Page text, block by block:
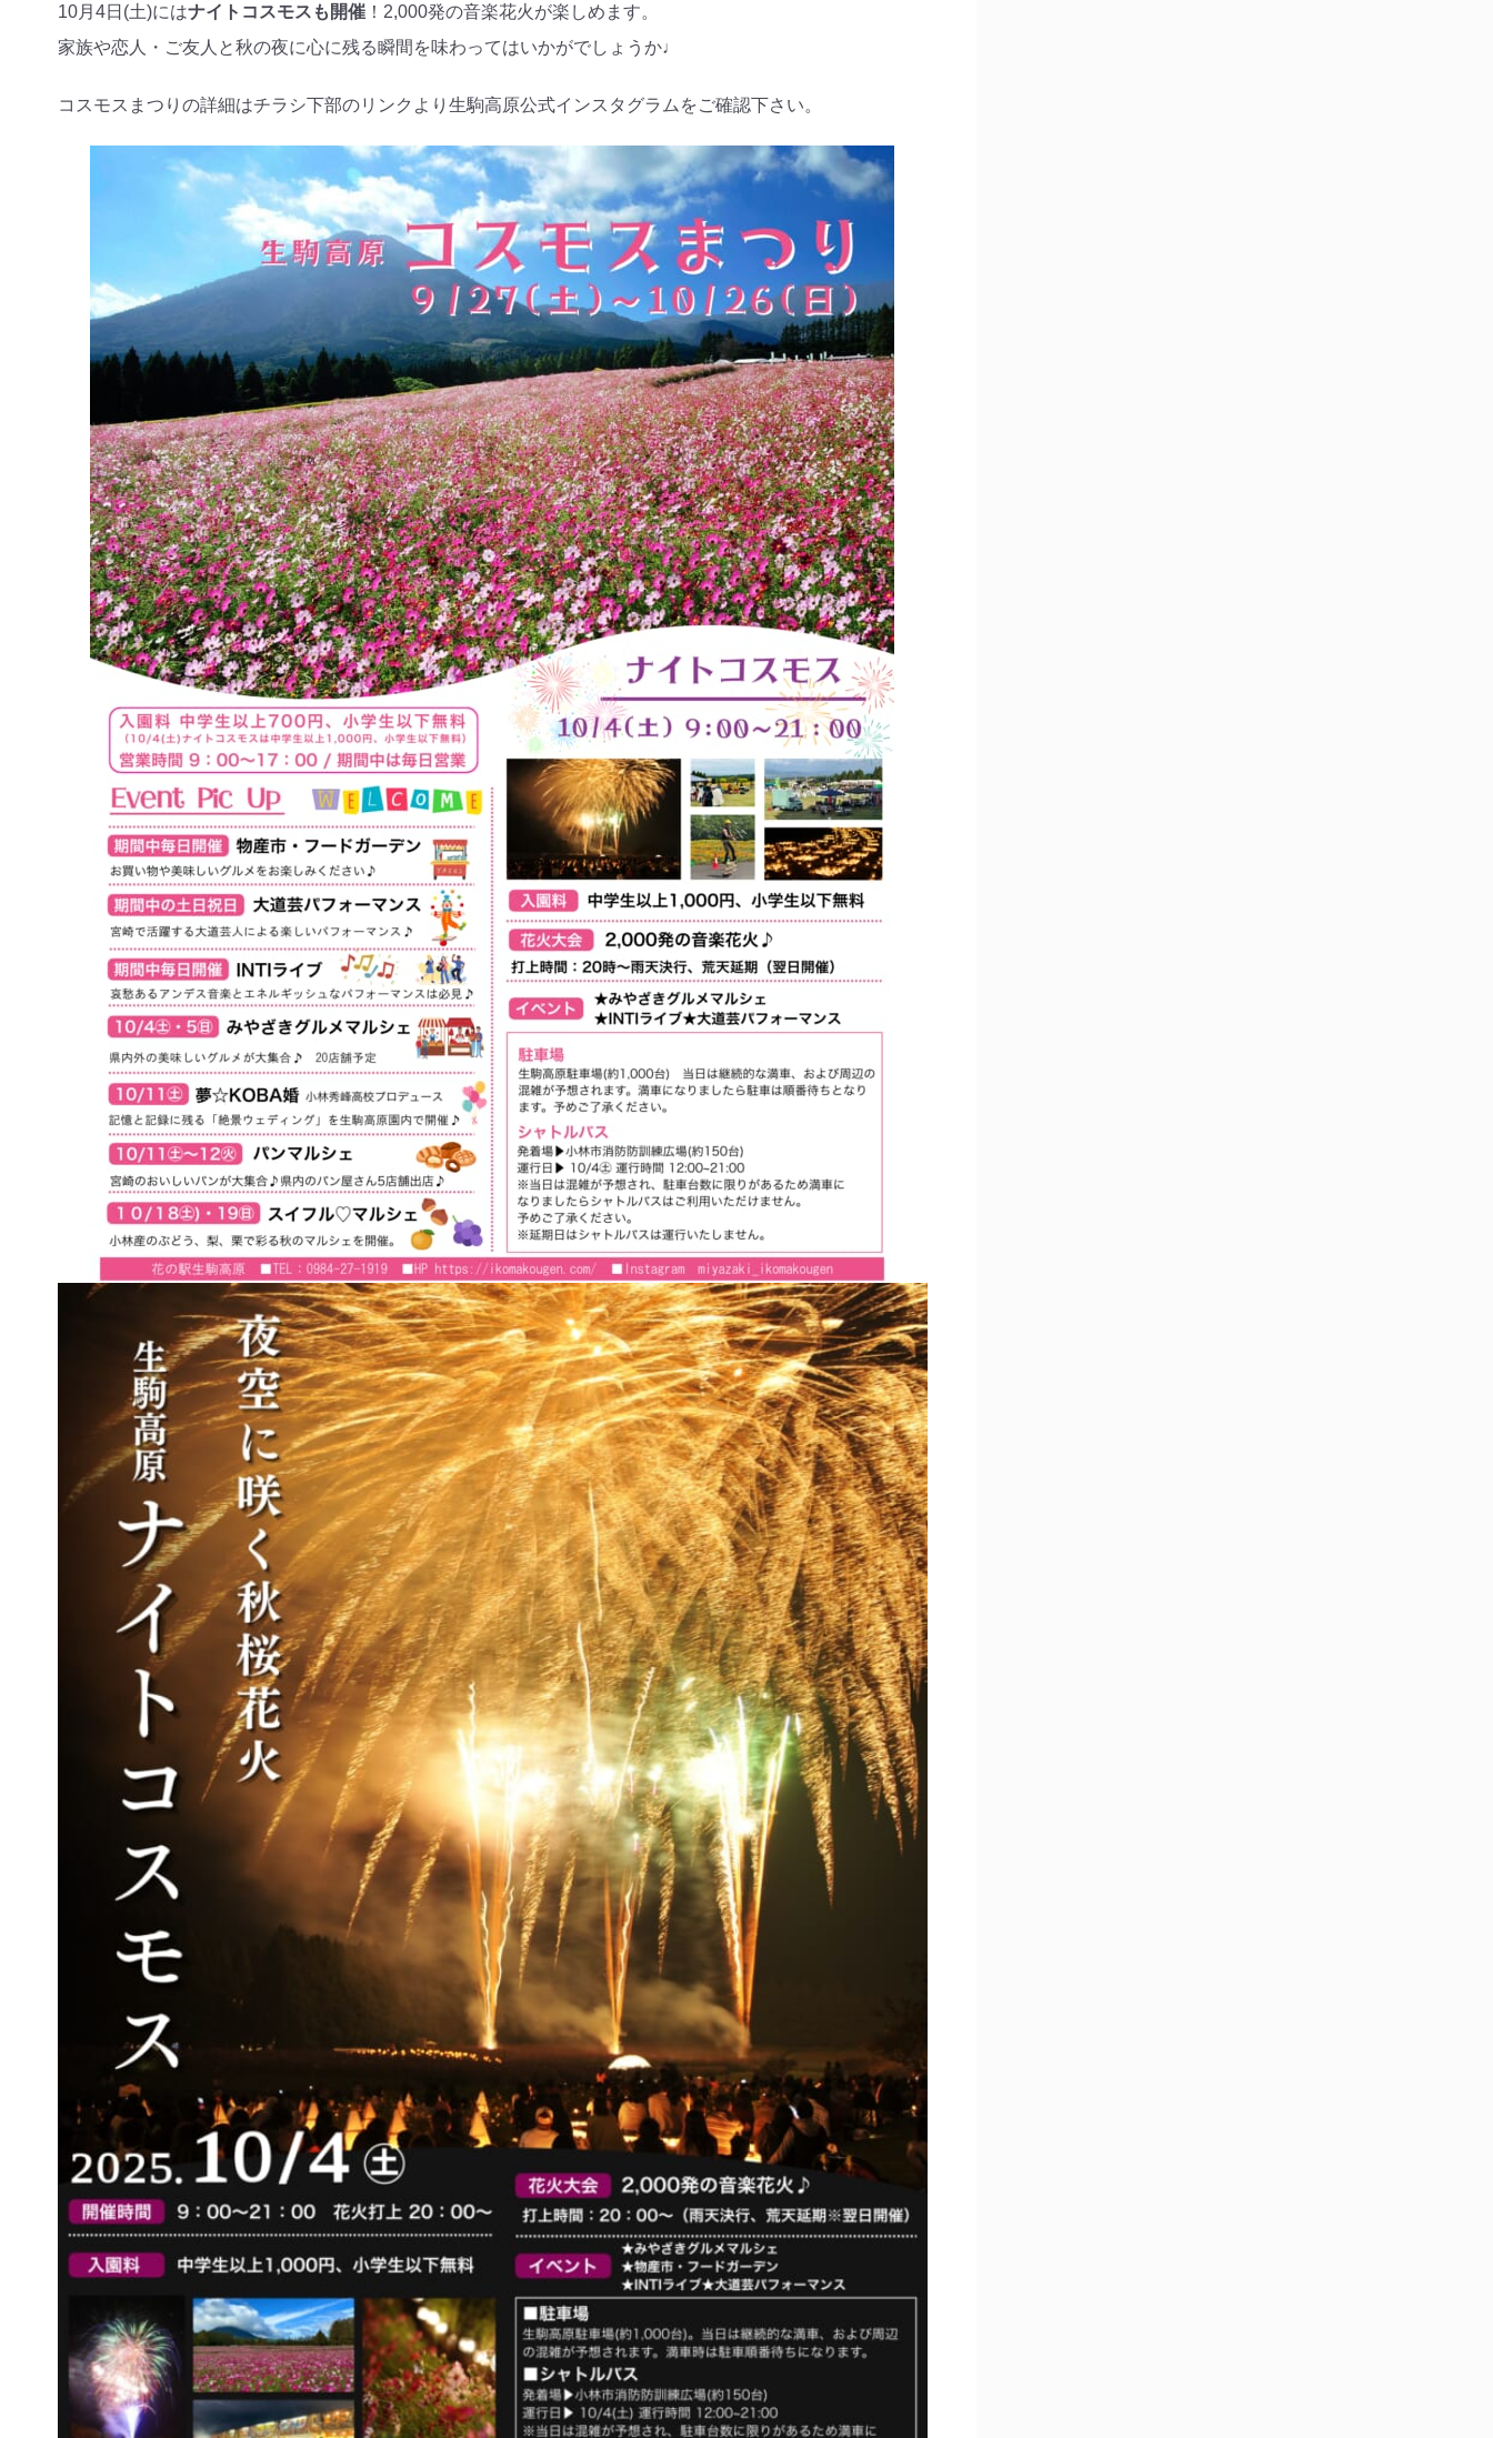
10月4日(土)にはナイトコスモスも開催！2,000発の音楽花火が楽しめます。
家族や恋人・ご友人と秋の夜に心に残る瞬間を味わってはいかがでしょうか♩
コスモスまつりの詳細はチラシ下部のリンクより生駒高原公式インスタグラムをご確認下さい。